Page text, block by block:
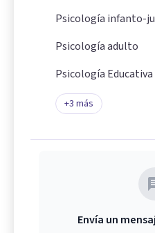
Psicología infanto-
Psicología adulto
Psicología Educativa
+3 más
Envía un